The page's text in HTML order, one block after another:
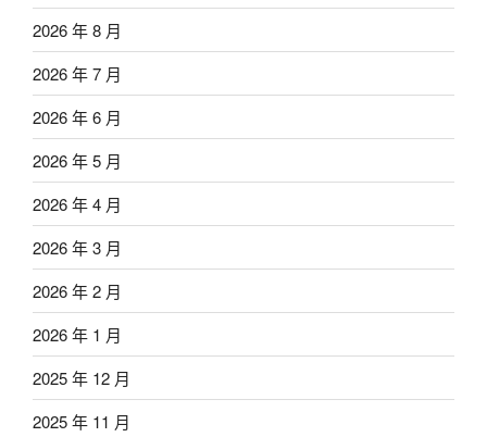
2026 年 8 月
2026 年 7 月
2026 年 6 月
2026 年 5 月
2026 年 4 月
2026 年 3 月
2026 年 2 月
2026 年 1 月
2025 年 12 月
2025 年 11 月